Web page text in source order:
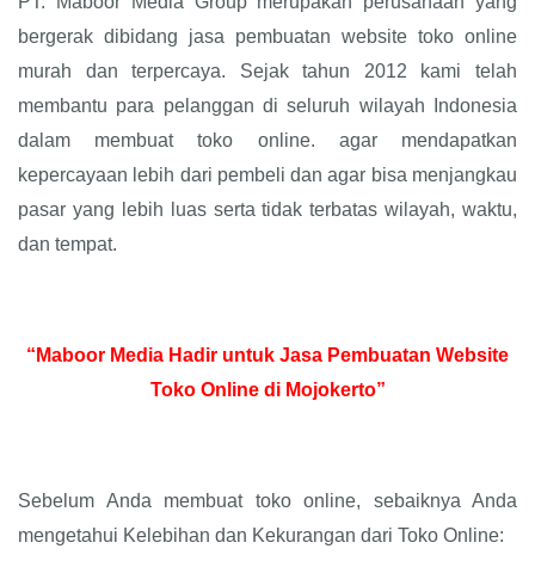
bergerak dibidang jasa pembuatan website toko online
murah dan terpercaya. Sejak tahun 2012 kami telah
membantu para pelanggan di seluruh wilayah Indonesia
dalam membuat toko online. agar mendapatkan
kepercayaan lebih dari pembeli dan agar bisa menjangkau
pasar yang lebih luas serta tidak terbatas wilayah, waktu,
dan tempat.
“Maboor Media Hadir untuk Jasa Pembuatan Website
Toko Online di Mojokerto”
Sebelum Anda membuat toko online, sebaiknya Anda
mengetahui Kelebihan dan Kekurangan dari Toko Online: